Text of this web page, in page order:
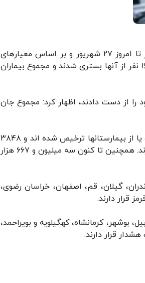
دکتر سیما سادات لاری در تشریح آخرین وضعیت کرونا در کشور، گفت: از دیروز تا امروز ۲۷ شهریور و بر اساس معیارهای
قطعی تشخیصی، ۲۸۱۵ بیمار جدید مبتلا به کووید۱۹ در کشور شناسایی شد که ۱۶۲۸ نفر از آنها بستری شدند و مجموع بیماران
در طول ۲۴ ساعت گذشته، ۱۷۶ بیمار کووید۱۹ جان خود را از دست دادند، اظهار کرد: مجموع جان
لاری ادامه داد: خوشبختانه تا کنون ۳۵۳ هزار و ۸۴۸ نفر از بیماران، بهبود یافته و یا از بیمارستانها ترخیص شده اند و ۳۸۴۸
نفر از بیماران مبتلا به کووید۱۹ در وضعیت شدید این بیماری تحت مراقبت قرار دارند. همچنین تا کنون سه میلیون و ۶۶۷ هزار
گیلان، قم، اصفهان، خراسان رضوی،
قرار دارند.
بوشهر، کرمانشاه، کهگیلویه و بویراحمد،
قرار دارند.